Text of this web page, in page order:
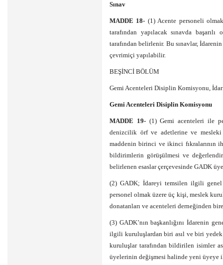
Sınav
MADDE 18- (1) Acente personeli
tarafından yapılacak sınavda
tarafından belirlenir. Bu sınavlar,
çevrimiçi yapılabilir.
BEŞİNCİ BÖLÜM
Gemi Acenteleri Disiplin Komisyonu,
Gemi Acenteleri Disiplin Komisyonu
MADDE 19-(1) Gemi acenteleri ile
denizcilik örf ve adetlerine ve mesleki
maddenin birinci ve ikinci fıkralarının
bildirimlerin görüşülmesi ve
belirlenen esaslar çerçevesinde GADK
(2) GADK; İdareyi temsilen ilgili genel
personel olmak üzere üç kişi, meslek
donatanları ve acenteleri derneğinden
(3) GADK’nın başkanlığını İdarenin
ilgili kuruluşlardan biri asıl ve biri
kuruluşlar tarafından bildirilen isimler
üyelerinin değişmesi halinde yeni